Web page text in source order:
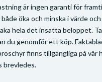
är ingen garanti för
öka och minska i värde
hela det insatta beloppet.
du genomför ett köp.
finns tillgängliga på vår
brevledes.